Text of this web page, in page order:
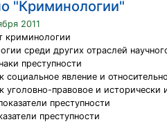
"Криминологии"
2011
криминологии
среди других отраслей
преступности
социальное явление и
уголовно-правовое и исторически
преступности
преступности